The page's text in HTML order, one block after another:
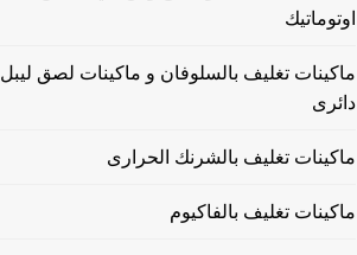
اوتوماتيك
ماكينات تغليف بالسلوفان و ماكينات لصق ليبل
دائرى
ماكينات تغليف بالشرنك الحرارى
ماكينات تغليف بالفاكيوم